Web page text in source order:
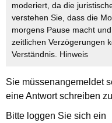
moderiert, da die
verstehen Sie, dass die
morgens Pause macht
zeitlichen Verzögerungen
Verständnis. Hinweis
Sie müssenangemeldet
eine Antwort schreiben
Bitte loggen Sie sich ein